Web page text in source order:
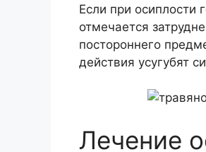
Если при осиплости
отмечается
постороннего
действия усугубят
Лечение